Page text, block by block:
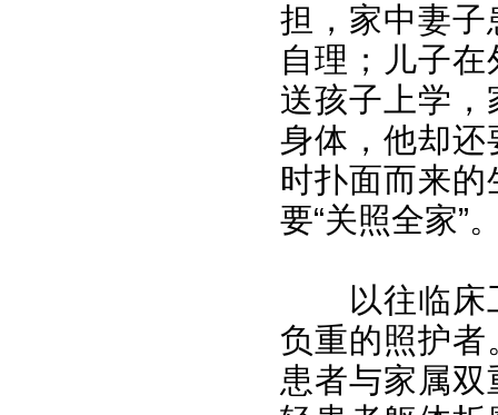
担，家中妻
自理；儿子
送孩子上学
身体，他却
时扑面而来
要“关照全家”
以往临
负重的照护
患者与家属